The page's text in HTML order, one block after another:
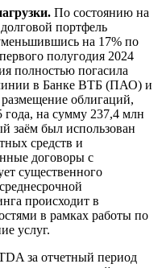
По состоянию на
портфель
на 17% по
полугодия 2024
полностью погасила
линии в Банке ВТБ (ПАО) и
облигаций,
года, на сумму 237,4 млн
заём был использован
средств и
договоры с
существенного
происходит в
в рамках работы по
услуг.
за отчетный период